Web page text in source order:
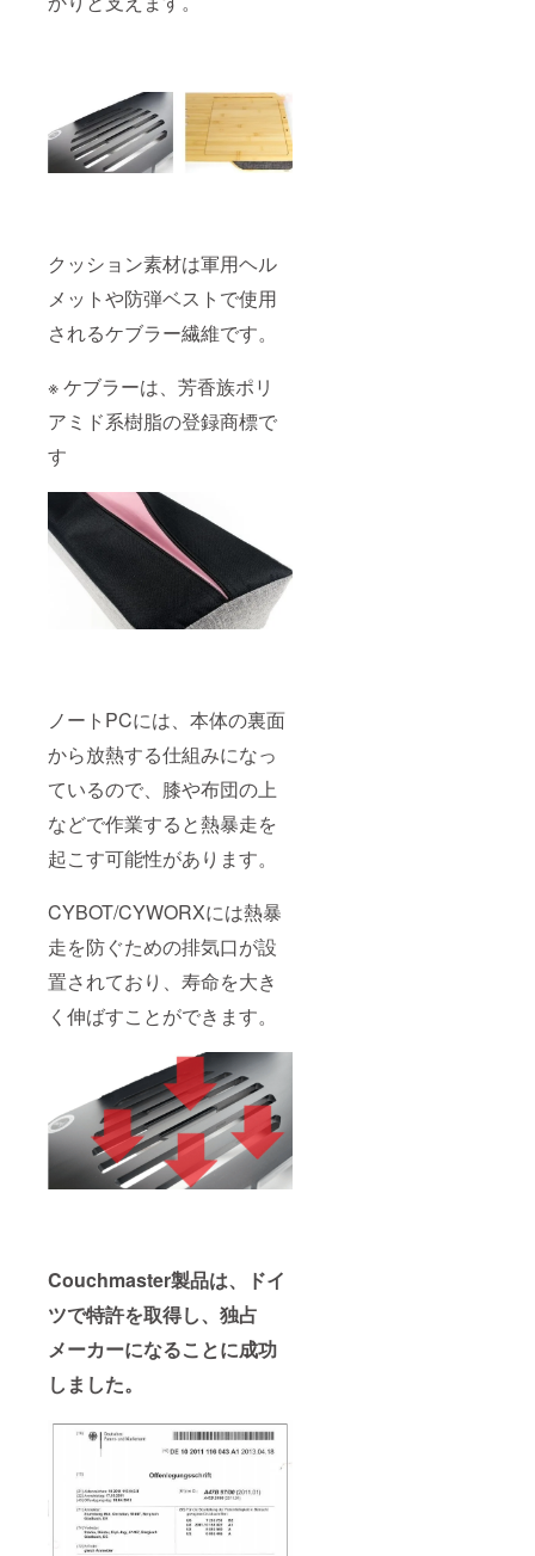
クッション素材は軍用ヘル
メットや防弾ベストで使用
されるケブラー繊維です。
※ ケブラーは、芳香族ポリ
アミド系樹脂の登録商標で
す
ノートPCには、本体の裏面
から放熱する仕組みになっ
ているので、膝や布団の上
などで作業すると熱暴走を
起こす可能性があります。
CYBOT/CYWORXには熱暴
走を防ぐための排気口が設
置されており、寿命を大き
く伸ばすことができます。
Couchmaster製品は、ドイ
ツで特許を取得し、独占
メーカーになることに成功
しました。